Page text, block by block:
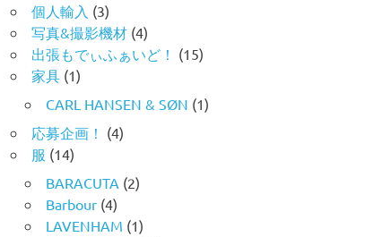
個人輸入 (3)
写真&撮影機材 (4)
出張もでぃふぁいど！ (15)
家具 (1)
CARL HANSEN & SØN (1)
応募企画！ (4)
服 (14)
BARACUTA (2)
Barbour (4)
LAVENHAM (1)